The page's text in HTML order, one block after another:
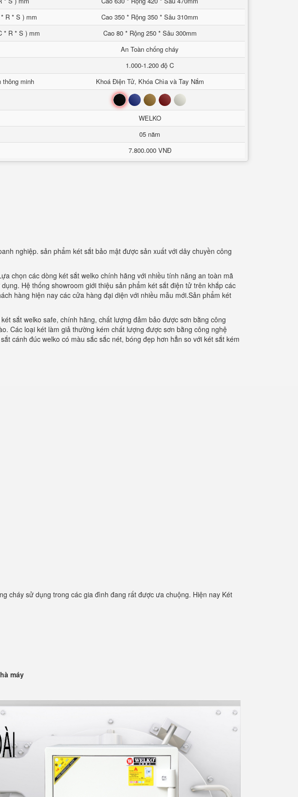
R * S ) mm
Cao 350 * Rộng 350 * Sâu 310mm
* R * S ) mm
Cao 80 * Rộng 250 * Sâu 300mm
An Toàn chống cháy
1.000-1.200 độ C
thông minh
Khoá Điện Tử, Khóa Chìa và Tay Nắm
Đen Xanh Nâu Đỏ Trắng
WELKO
05 năm
7.800.000 VNĐ
nghiệp. sản phẩm két sắt bảo mật được sản xuất với dây chuyền công
chọn các dòng két sắt welko chính hãng với nhiều tính năng an toàn mã
Hệ thống showroom giới thiệu sản phẩm két sắt điện tử trên khắp các
hàng hiện nay các cửa hàng đại diện với nhiều mẫu mới.Sản phẩm két
sắt welko safe, chính hãng, chất lượng đảm bảo được sơn bằng công
Các loại két làm giả thường kém chất lượng được sơn bằng công nghệ
cánh đúc welko có màu sắc sắc nét, bóng đẹp hơn hẳn so với két sắt kém
cháy sử dụng trong các gia đình đang rất được ưa chuộng. Hiện nay Két
máy